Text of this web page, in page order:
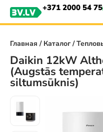
+371 2000 54 75
Главная / Каталог/
Daikin 12kW
(Augstās
siltumsūknis)